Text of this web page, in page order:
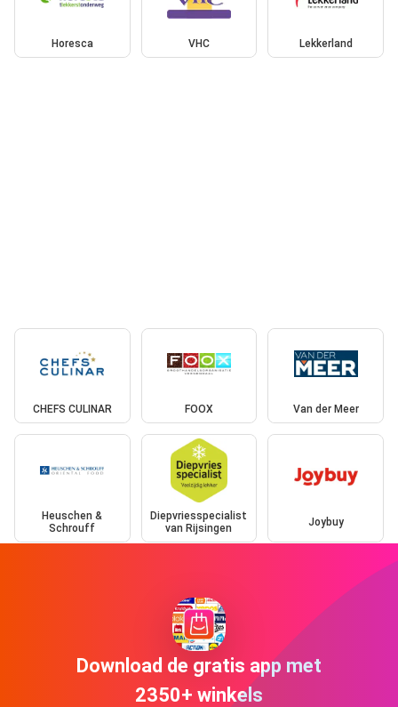
Horesca VHC Lekkerland
CHEFS CULINAR FOOX Van der Meer
Heuschen &
Schrouff
Diepvriesspecialist
van Rijsingen
Joybuy
Download de gratis app met
2350+ winkels